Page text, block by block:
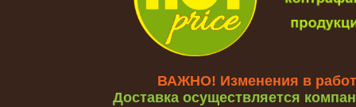
ВАЖНО! Изменения в
Доставка осуществляется